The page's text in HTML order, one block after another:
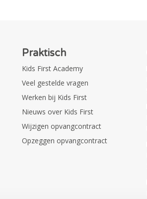
Praktisch
Kids First Academy
Veel gestelde vragen
Werken bij Kids First
Nieuws over Kids First
Wijzigen opvangcontract
Opzeggen opvangcontract